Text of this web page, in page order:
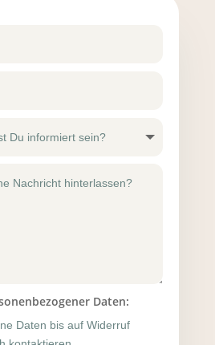
Daten:
Daten bis auf Widerruf